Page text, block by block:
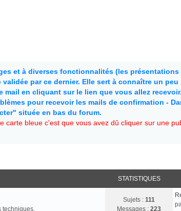
et à diverses fonctionnalités (les présentations
par ce dernier. Elle sert à connaître un peu
mail en cliquant sur le lien que vous allez
pour recevoir les mails de confirmation -
située en bas du forum.
bleue c'est que vous avez dû cliquer sur une
STATISTIQUES
Sujets : 111
Messages : 223